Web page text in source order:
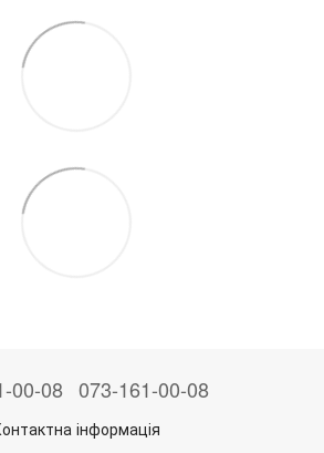
00-08 073-161-00-08
інформація